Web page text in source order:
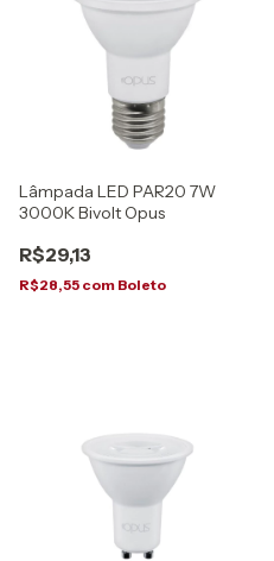
Lâmpada LED PAR20 7W
3000K Bivolt Opus
R$29,13
R$28,55 com Boleto